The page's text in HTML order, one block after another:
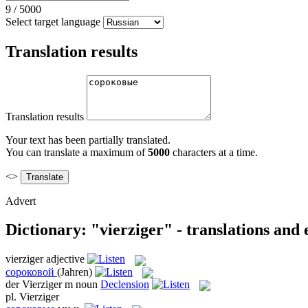
9 / 5000
Select target language
Translation results
Translation results
Your text has been partially translated.
You can translate a maximum of5000 characters at a time.
<>
Advert
Dictionary: "vierziger" - translations and
vierziger adjective
сороковой (Jahren)
derVierziger m noun Declension
pl. Vierziger